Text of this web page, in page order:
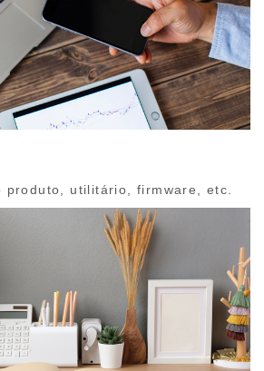
produto, utilitário, firmware, etc.